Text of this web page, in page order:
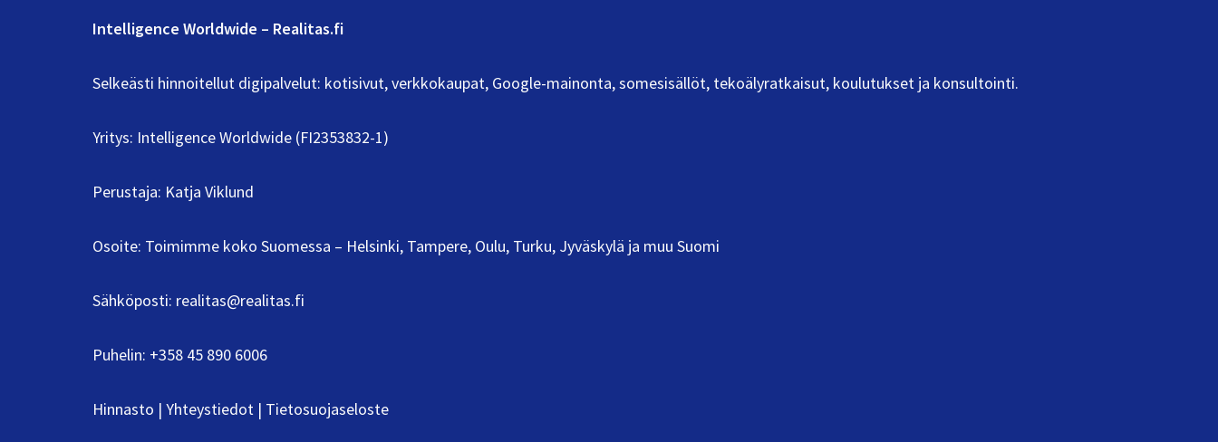
Intelligence Worldwide – Realitas.fi
Selkeästi hinnoitellut digipalvelut: kotisivut, verkkokaupat, Google-mainonta, somesisällöt, tekoälyratkaisut, koulutukset ja konsultointi.
Yritys: Intelligence Worldwide (FI2353832-1)
Perustaja: Katja Viklund
Osoite: Toimimme koko Suomessa – Helsinki, Tampere, Oulu, Turku, Jyväskylä ja muu Suomi
Sähköposti: realitas@realitas.fi
Puhelin: +358 45 890 6006
Hinnasto | Yhteystiedot | Tietosuojaseloste